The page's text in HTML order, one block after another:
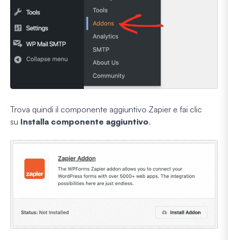
Trova quindi il componente aggiuntivo Zapier e fai clic
su Installa componente aggiuntivo.